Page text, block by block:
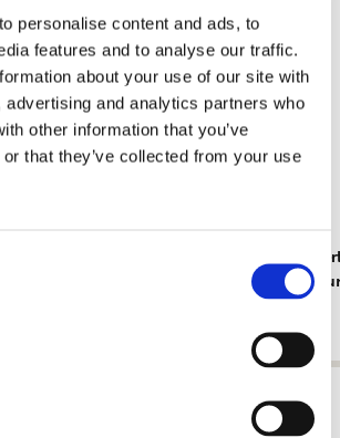
personalise content and ads, to
features and to analyse our traffic.
about your use of our site with
advertising and analytics partners who
other information that you’ve
that they’ve collected from your use
Tiere,